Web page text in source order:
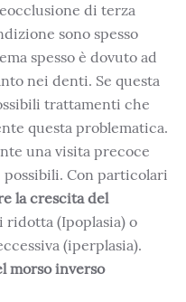
di terza
sono spesso
spesso è dovuto ad
nei denti. Se questa
trattamenti che
questa problematica.
una visita precoce
Con particolari
la crescita del
ridotta (Ipoplasia) o
(iperplasia).
morso inverso